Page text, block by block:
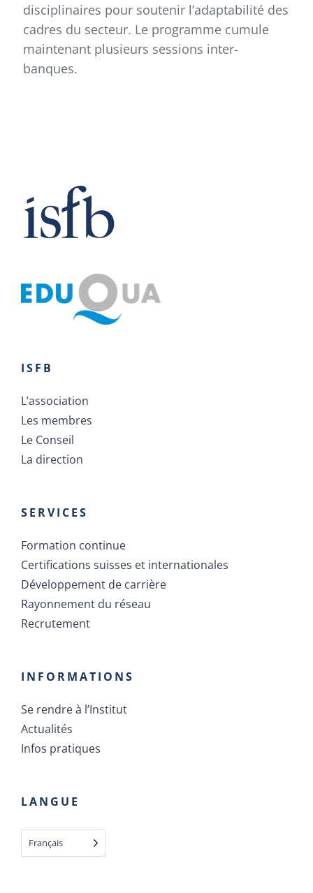
disciplinaires pour soutenir l’adaptabilité des
cadres du secteur. Le programme cumule
maintenant plusieurs sessions inter-
banques.
ISFB
L’association
Les membres
Le Conseil
La direction
SERVICES
Formation continue
Certifications suisses et internationales
Développement de carrière
Rayonnement du réseau
Recrutement
INFORMATIONS
Se rendre à l’Institut
Actualités
Infos pratiques
LANGUE
Français